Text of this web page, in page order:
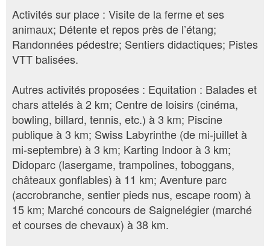
Activités sur place : Visite de la ferme et ses
animaux; Détente et repos près de l’étang;
Randonnées pédestre; Sentiers didactiques; Pistes
VTT balisées.
Autres activités proposées : Equitation : Balades et
chars attelés à 2 km; Centre de loisirs (cinéma,
bowling, billard, tennis, etc.) à 3 km; Piscine
publique à 3 km; Swiss Labyrinthe (de mi-juillet à
mi-septembre) à 3 km; Karting Indoor à 3 km;
Didoparc (lasergame, trampolines, toboggans,
châteaux gonflables) à 11 km; Aventure parc
(accrobranche, sentier pieds nus, escape room) à
15 km; Marché concours de Saignelégier (marché
et courses de chevaux) à 38 km.